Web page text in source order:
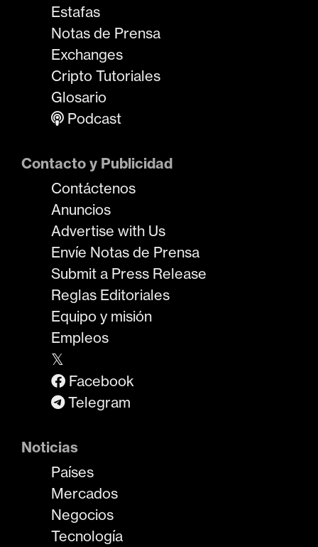
Estafas
Notas de Prensa
Exchanges
Cripto Tutoriales
Glosario
Podcast
Contacto y Publicidad
Contáctenos
Anuncios
Advertise with Us
Envíe Notas de Prensa
Submit a Press Release
Reglas Editoriales
Equipo y misión
Empleos
𝕏
Facebook
Telegram
Noticias
Países
Mercados
Negocios
Tecnología